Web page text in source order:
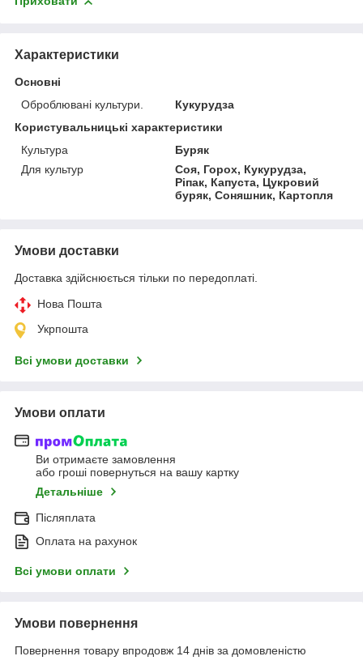
Характеристики
Основні
Оброблювані культури.
Кукурудза
Користувальницькі характеристики
Культура
Буряк
Для культур
Соя, Горох, Кукурудза,
Ріпак, Капуста, Цукровий
буряк, Соняшник, Картопля
Умови доставки
Доставка здійснюється тільки по передоплаті.
Нова Пошта
Укрпошта
Всі умови доставки
Умови оплати
Ви отримаєте замовлення
або гроші повернуться на вашу картку
Детальніше
Післяплата
Оплата на рахунок
Всі умови оплати
Умови повернення
Повернення товару впродовж 14 днів за домовленістю